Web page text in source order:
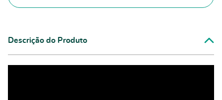
Descrição do Produto